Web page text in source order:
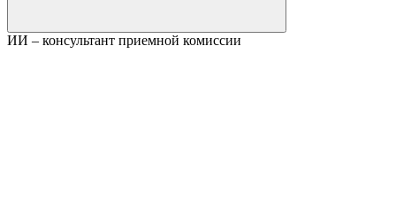
ИИ – консультант приемной комиссии